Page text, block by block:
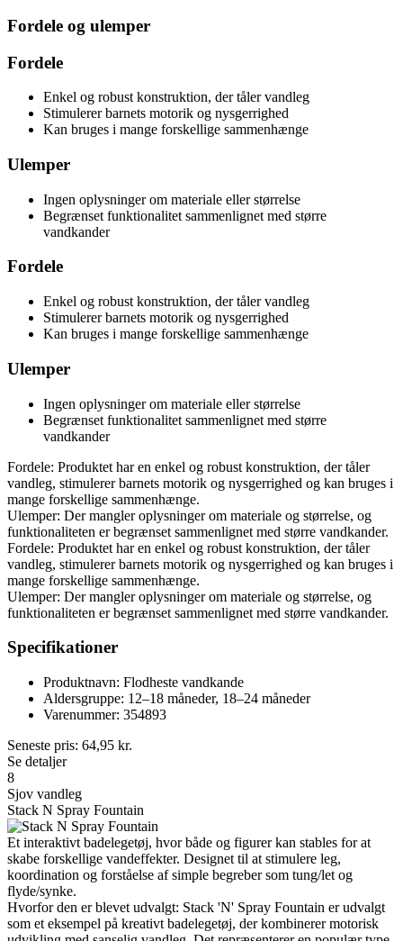
Fordele og ulemper
Fordele
Enkel og robust konstruktion, der tåler vandleg
Stimulerer barnets motorik og nysgerrighed
Kan bruges i mange forskellige sammenhænge
Ulemper
Ingen oplysninger om materiale eller størrelse
Begrænset funktionalitet sammenlignet med større
vandkander
Fordele
Enkel og robust konstruktion, der tåler vandleg
Stimulerer barnets motorik og nysgerrighed
Kan bruges i mange forskellige sammenhænge
Ulemper
Ingen oplysninger om materiale eller størrelse
Begrænset funktionalitet sammenlignet med større
vandkander
Fordele: Produktet har en enkel og robust konstruktion, der tåler
vandleg, stimulerer barnets motorik og nysgerrighed og kan bruges i
mange forskellige sammenhænge.
Ulemper: Der mangler oplysninger om materiale og størrelse, og
funktionaliteten er begrænset sammenlignet med større vandkander.
Fordele: Produktet har en enkel og robust konstruktion, der tåler
vandleg, stimulerer barnets motorik og nysgerrighed og kan bruges i
mange forskellige sammenhænge.
Ulemper: Der mangler oplysninger om materiale og størrelse, og
funktionaliteten er begrænset sammenlignet med større vandkander.
Specifikationer
Produktnavn: Flodheste vandkande
Aldersgruppe: 12–18 måneder, 18–24 måneder
Varenummer: 354893
Seneste pris: 64,95 kr.
Se detaljer
8
Sjov vandleg
Stack N Spray Fountain
Et interaktivt badelegetøj, hvor både og figurer kan stables for at
skabe forskellige vandeffekter. Designet til at stimulere leg,
koordination og forståelse af simple begreber som tung/let og
flyde/synke.
Hvorfor den er blevet udvalgt: Stack 'N' Spray Fountain er udvalgt
som et eksempel på kreativt badelegetøj, der kombinerer motorisk